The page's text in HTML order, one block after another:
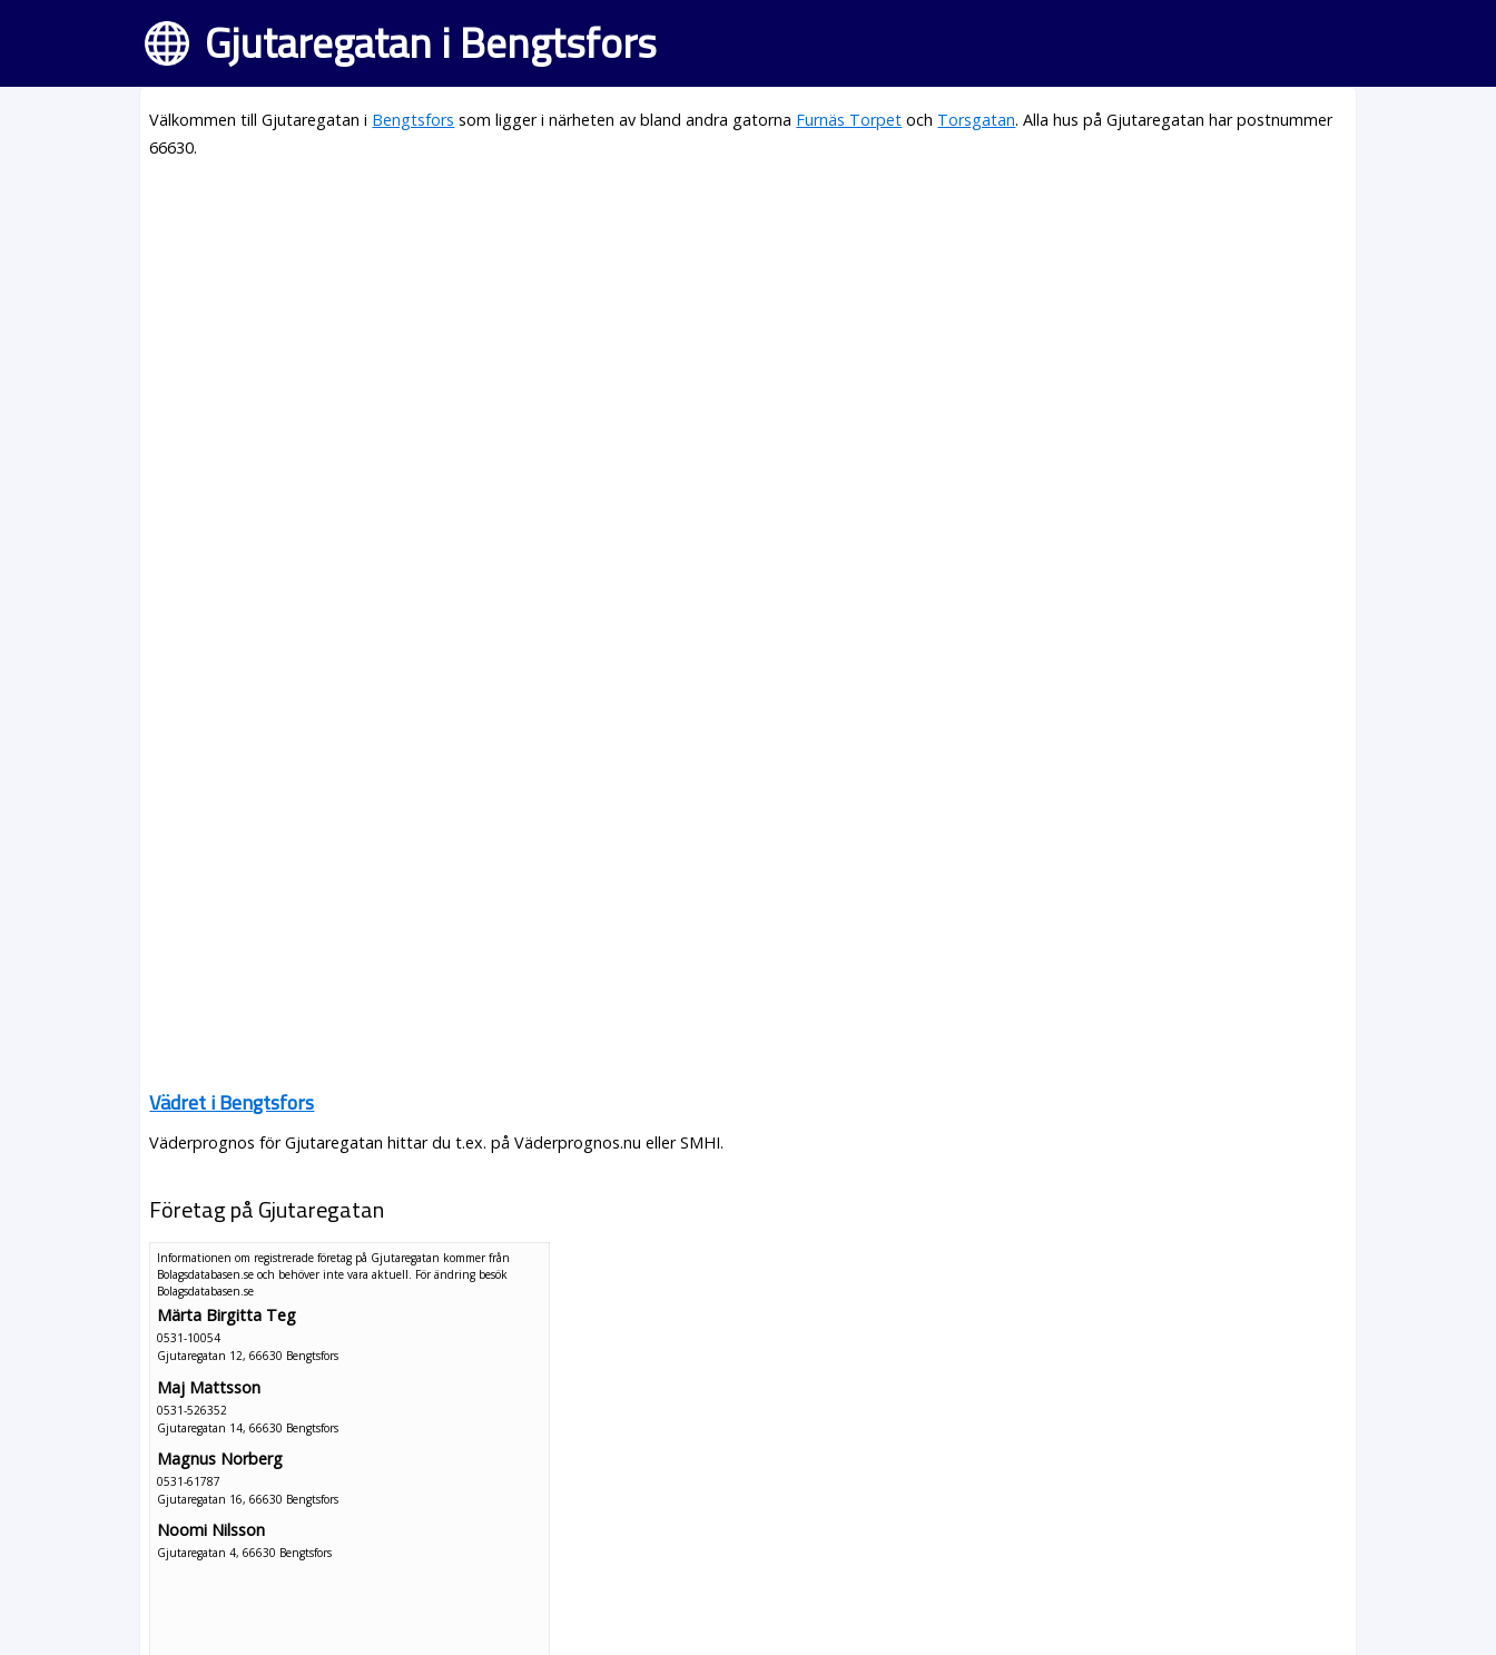
Gjutaregatan i Bengtsfors
Välkommen till Gjutaregatan i Bengtsfors som ligger i närheten av bland andra gatorna Furnäs Torpet och Torsgatan. Alla hus på Gjutaregatan har postnummer
66630.
Vädret i Bengtsfors
Väderprognos för Gjutaregatan hittar du t.ex. på Väderprognos.nu eller SMHI.
Företag på Gjutaregatan
Informationen om registrerade företag på Gjutaregatan kommer från
Bolagsdatabasen.se och behöver inte vara aktuell. För ändring besök
Bolagsdatabasen.se
Märta Birgitta Teg
0531-10054
Gjutaregatan 12, 66630 Bengtsfors
Maj Mattsson
0531-526352
Gjutaregatan 14, 66630 Bengtsfors
Magnus Norberg
0531-61787
Gjutaregatan 16, 66630 Bengtsfors
Noomi Nilsson
Gjutaregatan 4, 66630 Bengtsfors